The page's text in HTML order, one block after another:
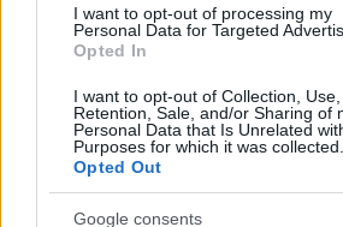
I want to opt-out of processing my
Personal Data for Targeted
Opted In
I want to opt-out of Collection, Use,
Retention, Sale, and/or Sharing of
Personal Data that Is Unrelated
Purposes for which it was collected.
Opted Out
Google consents
Continua a leggere